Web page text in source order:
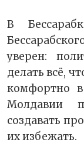
В
уверен:
делать всё,
комфортно
Молдавии
создавать
их избежать.